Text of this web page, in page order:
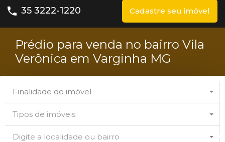
35 3222-1220 Cadastre seu imóvel
Prédio para venda no bairro Vila
Verônica em Varginha MG
Finalidade do imóvel
Tipos de imóveis
Digite a localidade ou bairro